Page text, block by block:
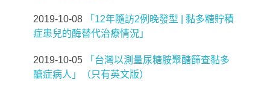
其他鳴謝
影視廊
會員圖片集
简
2019-10-08
「12年隨訪2例晚發型 | 黏多糖貯積
症患兒的酶替代治療情況」
2019-10-05
「台灣以測量尿糖胺聚醣篩查黏多
醣症病人」（只有英文版）